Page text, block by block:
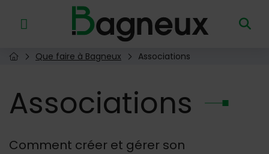
Menu de raccourcis
Retour à l'accueil
Page d'accueil du site
Que faire à Bagneux Associations
Associations
Comment créer et gérer son